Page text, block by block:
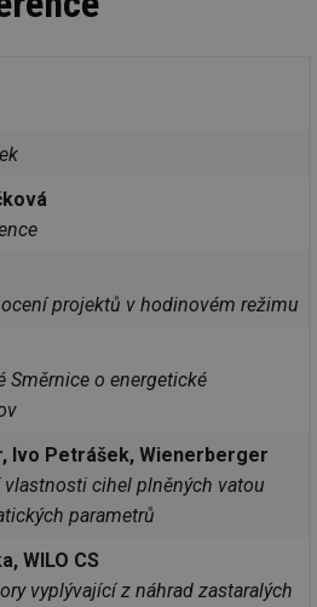
projektů v hodinovém režimu
Směrnice o energetické
Ivo Petrášek, Wienerberger
vlastnosti cihel plněných vatou
parametrů
WILO CS
vyplývající z náhrad zastaralých